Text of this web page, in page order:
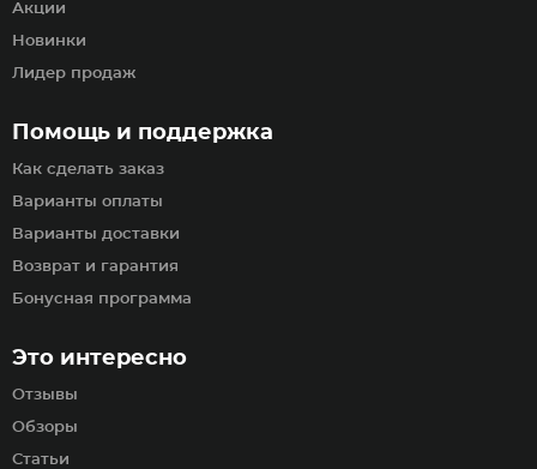
Помощь и поддержка
Как сделать заказ
Варианты оплаты
Варианты доставки
Возврат и гарантия
Бонусная программа
Акции
Новинки
Лидер продаж
Это интересно
Отзывы
Обзоры
Статьи